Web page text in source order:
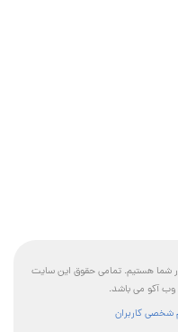
شما هستیم. تمامی حقوق این سایت
وب آکو می باشد.
شخصی کاربران